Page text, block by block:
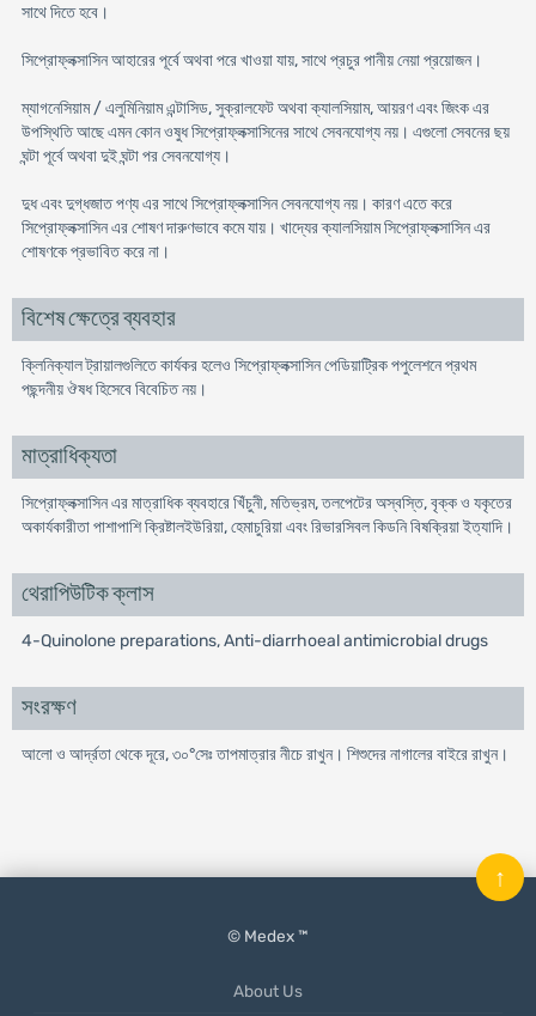
সাথে দিতে হবে।
সিপ্রোফ্লক্সাসিন আহারের পূর্বে অথবা পরে খাওয়া যায়, সাথে প্রচুর পানীয় নেয়া প্রয়োজন।
ম্যাগনেসিয়াম / এলুমিনিয়াম এন্টাসিড, সুক্রালফেট অথবা ক্যালসিয়াম, আয়রণ এবং জিংক এর
উপস্থিতি আছে এমন কোন ওষুধ সিপ্রোফ্লক্সাসিনের সাথে সেবনযোগ্য নয়। এগুলো সেবনের ছয়
ঘন্টা পূর্বে অথবা দুই ঘন্টা পর সেবনযোগ্য।
দুধ এবং দুগ্ধজাত পণ্য এর সাথে সিপ্রোফ্লক্সাসিন সেবনযোগ্য নয়। কারণ এতে করে
সিপ্রোফ্লক্সাসিন এর শোষণ দারুণভাবে কমে যায়। খাদ্যের ক্যালসিয়াম সিপ্রোফ্লক্সাসিন এর
শোষণকে প্রভাবিত করে না।
বিশেষ ক্ষেত্রে ব্যবহার
ক্লিনিক্যাল ট্রায়ালগুলিতে কার্যকর হলেও সিপ্রোফ্লক্সাসিন পেডিয়াট্রিক পপুলেশনে প্রথম
পছন্দনীয় ঔষধ হিসেবে বিবেচিত নয়।
মাত্রাধিক্যতা
সিপ্রোফ্লক্সাসিন এর মাত্রাধিক ব্যবহারে খিঁচুনী, মতিভ্রম, তলপেটের অস্বস্তি, বৃক্ক ও যকৃতের
অকার্যকারীতা পাশাপাশি ক্রিষ্টালইউরিয়া, হেমাচুরিয়া এবং রিভারসিবল কিডনি বিষক্রিয়া ইত্যাদি।
থেরাপিউটিক ক্লাস
4-Quinolone preparations, Anti-diarrhoeal antimicrobial drugs
সংরক্ষণ
আলো ও আর্দ্রতা থেকে দূরে, ৩০°সেঃ তাপমাত্রার নীচে রাখুন। শিশুদের নাগালের বাইরে রাখুন।
© Medex ™
About Us
↑